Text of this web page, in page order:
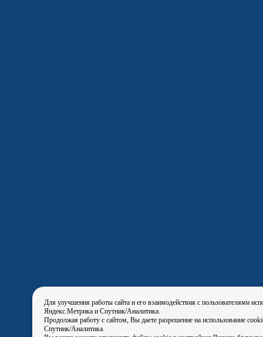
Для улучшения работы сайта и его взаимодействия с пользователями
Яндекс.Метрика и Спутник/Аналитика.
Продолжая работу с сайтом, Вы даете разрешение на использование
Спутник/Аналитика.